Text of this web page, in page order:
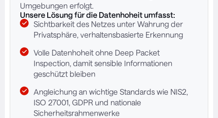
Umgebungen erfolgt.
Unsere Lösung für die Datenhoheit umfasst:
Sichtbarkeit des Netzes unter Wahrung der
Privatsphäre, verhaltensbasierte Erkennung
Volle Datenhoheit ohne Deep Packet
Inspection, damit sensible Informationen
geschützt bleiben
Angleichung an wichtige Standards wie NIS2,
ISO 27001, GDPR und nationale
Sicherheitsrahmenwerke